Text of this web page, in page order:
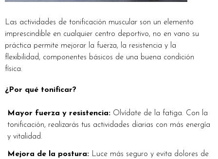
Las actividades de tonificación muscular son un elemento
imprescindible en cualquier centro deportivo, no en vano su
práctica permite mejorar la fuerza, la resistencia y la
flexibilidad, componentes básicos de una buena condición
física.
¿Por qué tonificar?
Mayor fuerza y resistencia: Olvídate de la fatiga. Con la
tonificación, realizarás tus actividades diarias con más energía
y vitalidad.
Mejora de la postura: Luce más seguro y evita dolores de